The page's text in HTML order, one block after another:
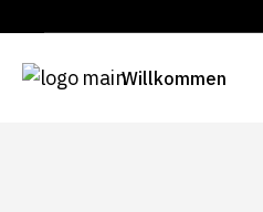
Willkommen